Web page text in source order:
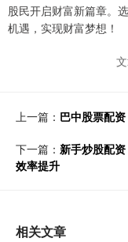
股民开启财富新篇章。
机遇，实现财富梦想！
上一篇： 巴中股票配
下一篇： 新手炒股配
效率提升
相关文章